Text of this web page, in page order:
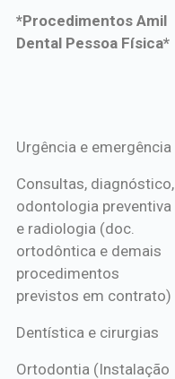
*Procedimentos Amil
Dental Pessoa Física*
*Procedimentos Amil
Urgência e emergência
Consultas, diagnóstico,
odontologia preventiva
e radiologia (doc.
ortodôntica e demais
procedimentos
previstos em contrato)
Dentística e cirurgias
Ortodontia (Instalação